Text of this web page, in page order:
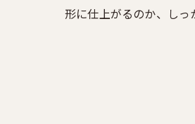
形に仕上がるのか、しっ